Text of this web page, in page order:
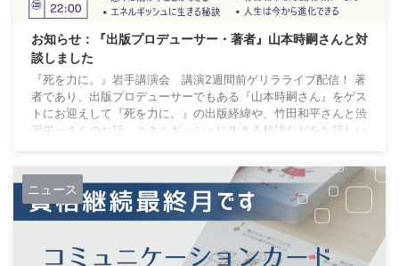
お知らせ：『出版プロデューサー・著者』山本時嗣さんと対
談しました
『死を力に。』岩手講演会 講演2週間前ゲリラライブ配信！ 著
者であり、出版プロデューサーでもある『山本時嗣さん』をゲス
トにお迎えして『死を力に。』の出版経緯や、竹田和平さんと渋
沢栄一さんのお話、エネルギッシュに生きる秘訣などをお話しい
と 10代・20代の頃、何もかも投げ出したい、全てを諦めたくな
る瞬間が私にもありました。紆余曲折を経て、結局なんとかなっ
てしまい、気がつけば50歳を過ぎました。一方で、10代・20代
においては、トラブルや理不尽な ...
ニュース